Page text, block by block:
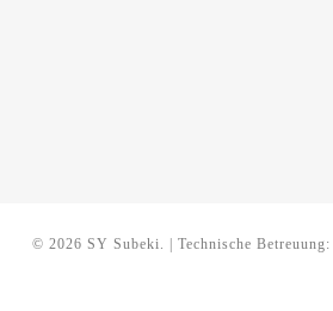
© 2026 SY Subeki. | Technische Betreuung: